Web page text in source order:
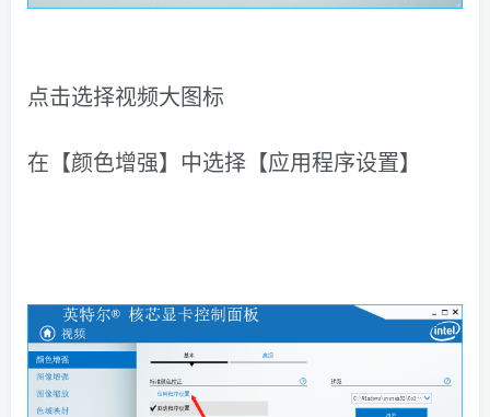
点击选择视频大图标
在【颜色增强】中选择【应用程序设置】